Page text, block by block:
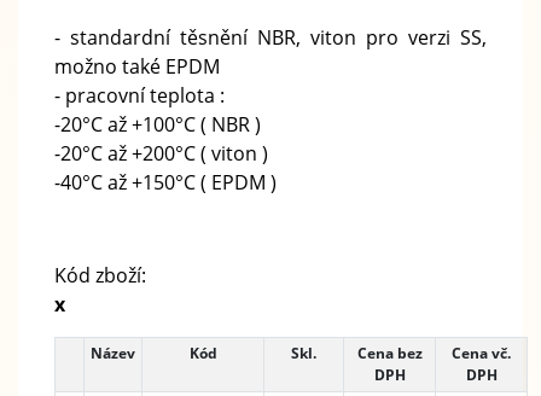
- standardní těsnění NBR, viton pro verzi SS,
možno také EPDM
- pracovní teplota :
-20°C až +100°C ( NBR )
-20°C až +200°C ( viton )
-40°C až +150°C ( EPDM )
Kód zboží:
x
Název Kód Skl.
Cena bez
DPH
Cena vč.
DPH